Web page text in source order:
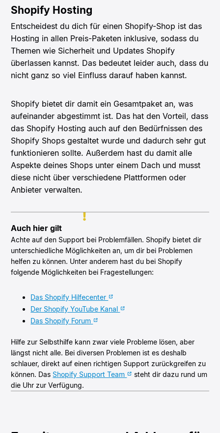
Shopify Hosting
Entscheidest du dich für einen Shopify-Shop ist das
Hosting in allen Preis-Paketen inklusive, sodass du
Themen wie Sicherheit und Updates Shopify
überlassen kannst. Das bedeutet leider auch, dass du
nicht ganz so viel Einfluss darauf haben kannst.
Shopify bietet dir damit ein Gesamtpaket an, was
aufeinander abgestimmt ist. Das hat den Vorteil, dass
das Shopify Hosting auch auf den Bedürfnissen des
Shopify Shops gestaltet wurde und dadurch sehr gut
funktionieren sollte. Außerdem hast du damit alle
Aspekte deines Shops unter einem Dach und musst
diese nicht über verschiedene Plattformen oder
Anbieter verwalten.
Auch hier gilt
Achte auf den Support bei Problemfällen. Shopify bietet dir
unterschiedliche Möglichkeiten an, um dir bei Problemen
helfen zu können. Unter anderem hast du bei Shopify
folgende Möglichkeiten bei Fragestellungen:
Das Shopify Hilfecenter
Der Shopify YouTube Kanal
Das Shopify Forum
Hilfe zur Selbsthilfe kann zwar viele Probleme lösen, aber
längst nicht alle. Bei diversen Problemen ist es deshalb
schlauer, direkt auf einen richtigen Support zurückgreifen zu
können. Das Shopify Support Team
steht dir dazu rund um
die Uhr zur Verfügung.